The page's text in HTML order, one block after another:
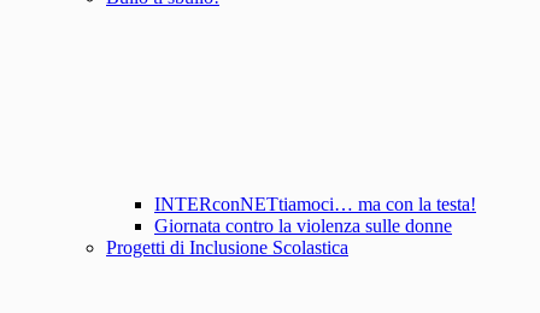
INTERconNETtiamoci… ma con la testa!
Giornata contro la violenza sulle donne
Progetti di Inclusione Scolastica